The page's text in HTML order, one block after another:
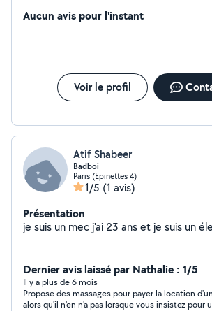
Aucun avis pour l'instant
Voir le profil
Atif Shabeer
Badboi
Paris (Epinettes 4)
1/5 (1 avis)
Présentation
je suis un mec j'ai 23 ans et je suis un
Dernier avis laissé par Nathalie : 1/5
Il y a plus de 6 mois
Propose des massages pour payer la location
alors qu'il n'en n'a pas lorsque vous insistez pour